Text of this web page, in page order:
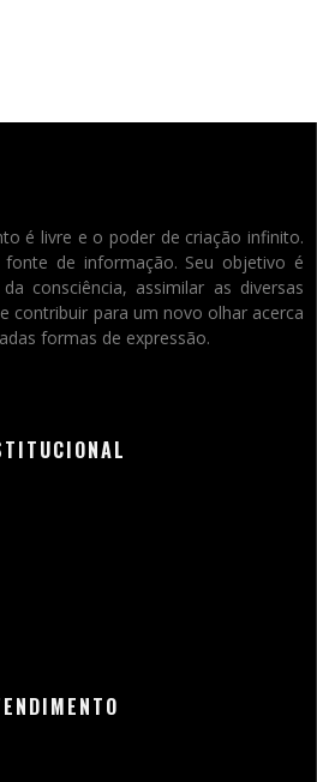
é livre e o poder de criação infinito.
de informação. Seu objetivo é
consciência, assimilar as diversas
contribuir para um novo olhar acerca
formas de expressão.